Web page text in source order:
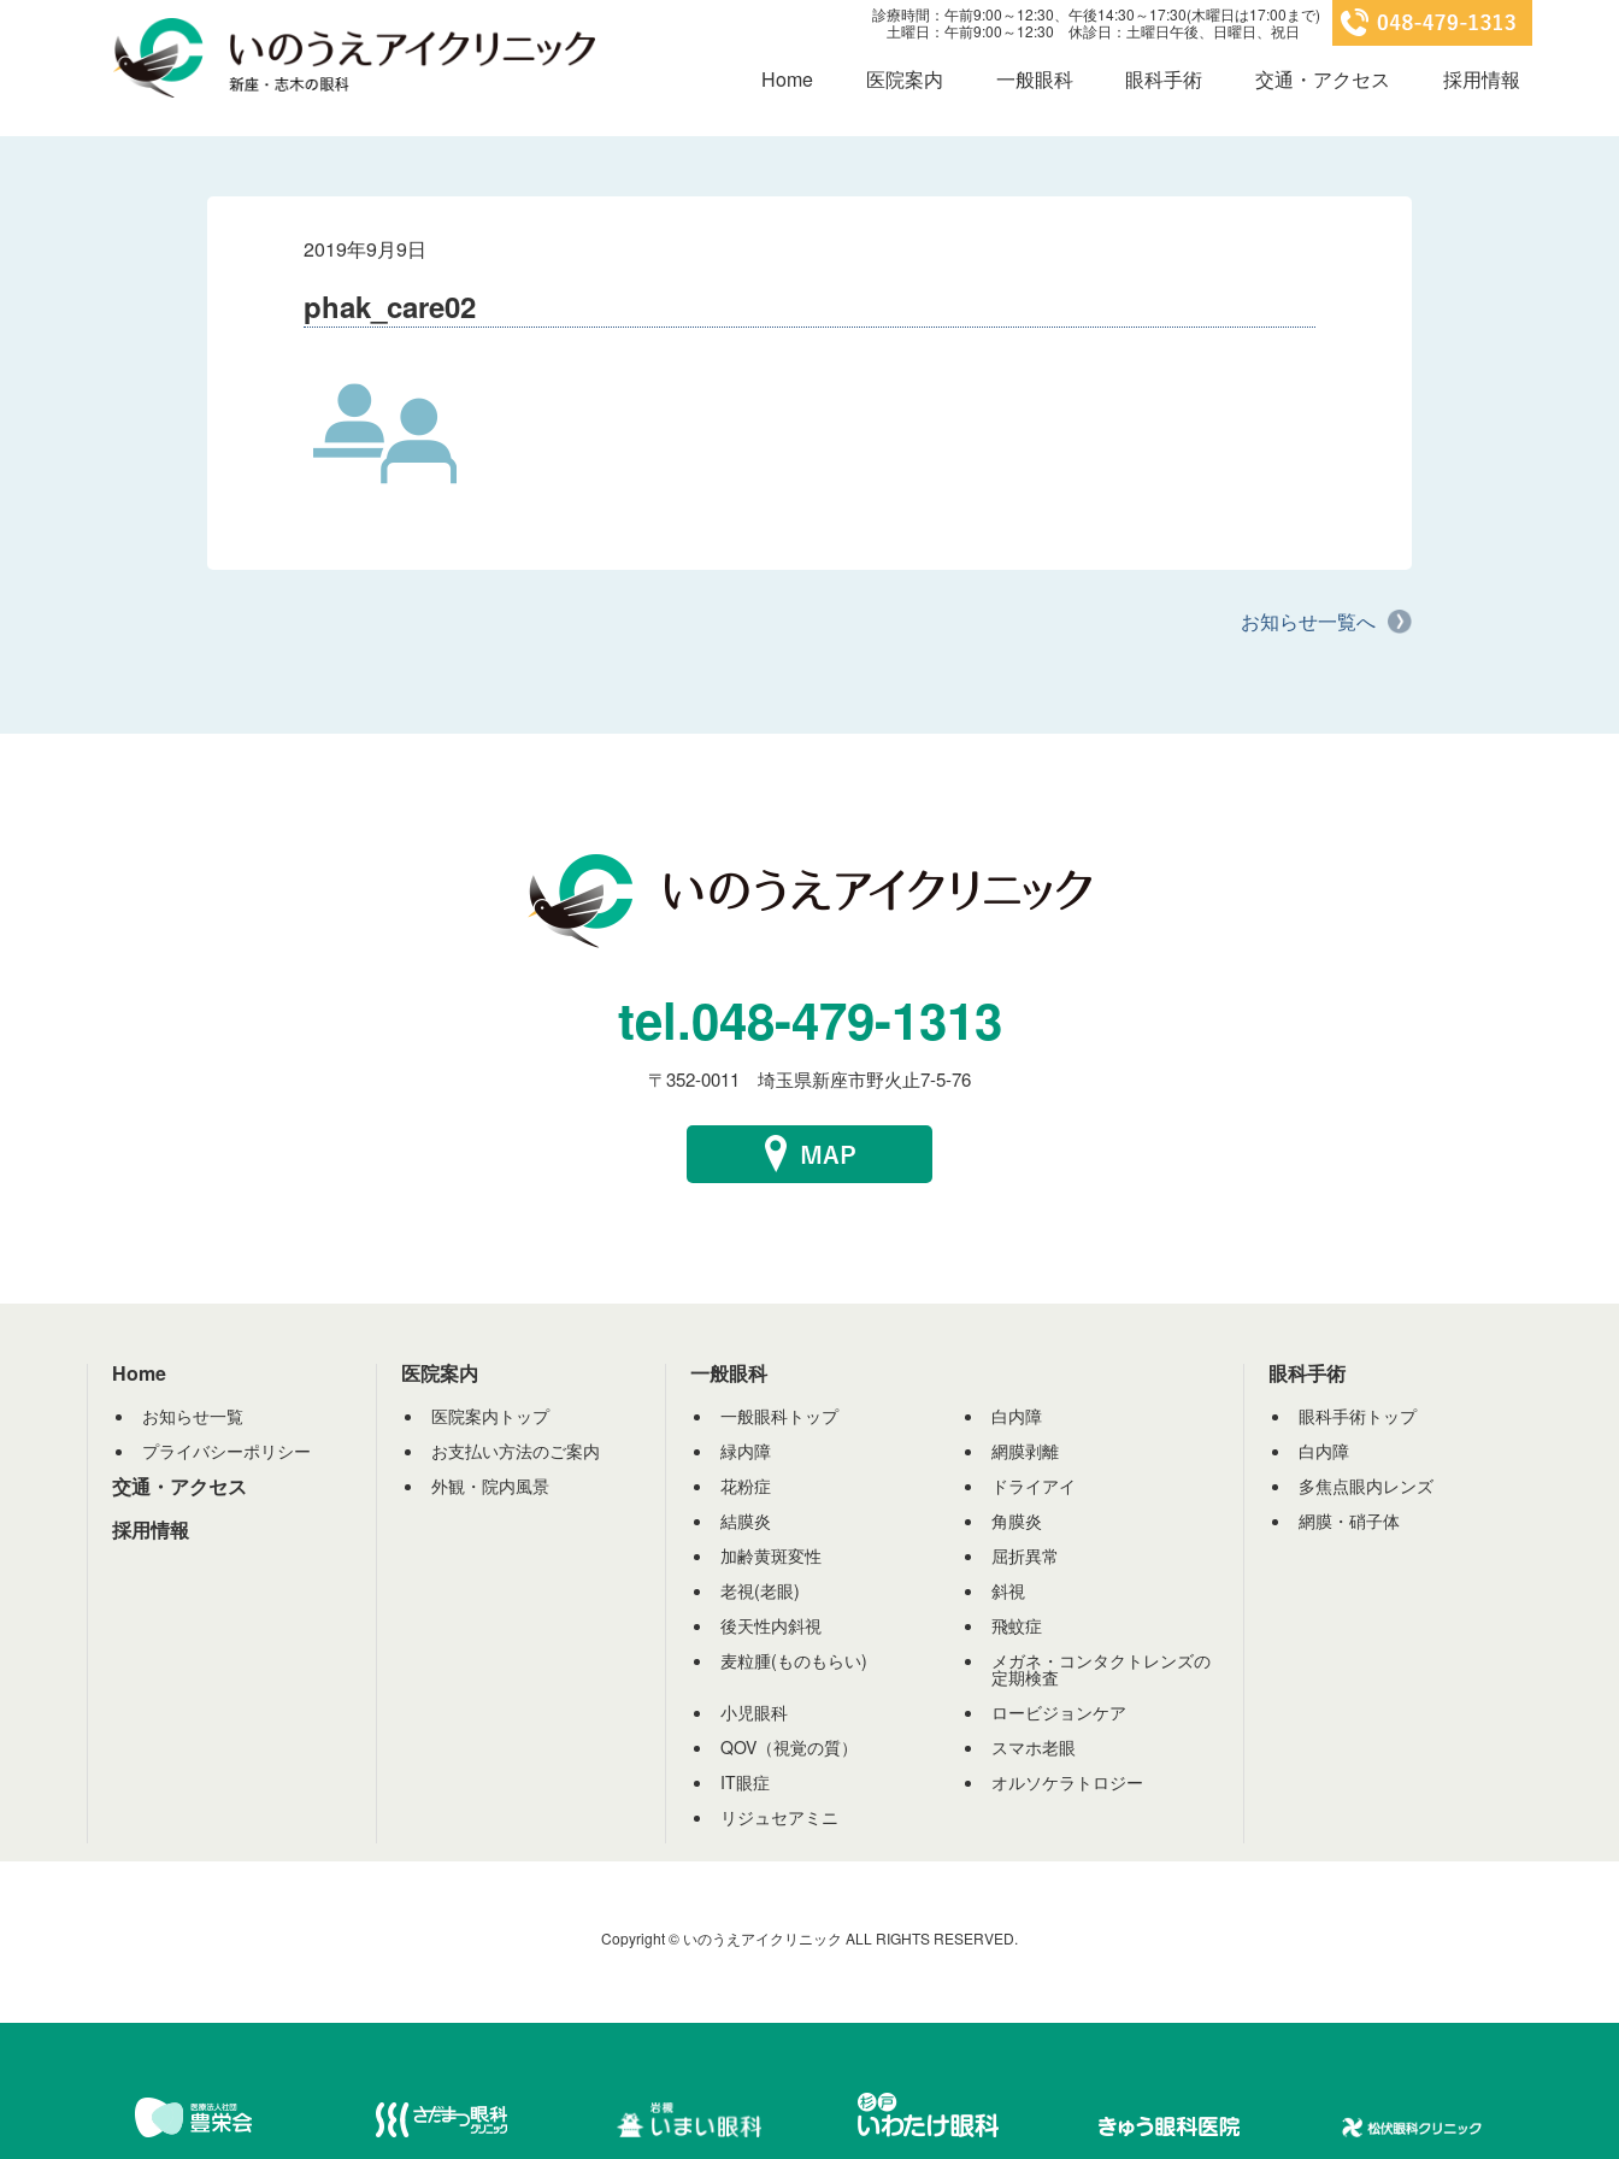
診療時間：午前9:00～12:30、午後14:30～17:30(木曜日は17:00まで)
土曜日：午前9:00～12:30 休診日：土曜日午後、日曜日、祝日
Home 医院案内 一般眼科 眼科手術 交通・アクセス 採用情報
2019年9月9日
phak_care02
お知らせ一覧へ
tel.048-479-1313
〒352-0011 埼玉県新座市野火止7-5-76
Home
お知らせ一覧
プライバシーポリシー
交通・アクセス
採用情報
医院案内
医院案内トップ
お支払い方法のご案内
外観・院内風景
一般眼科
一般眼科トップ
白内障
緑内障
網膜剥離
花粉症
ドライアイ
結膜炎
角膜炎
加齢黄斑変性
屈折異常
老視(老眼)
斜視
後天性内斜視
飛蚊症
麦粒腫(ものもらい)
メガネ・コンタクトレンズの
定期検査
小児眼科
ロービジョンケア
QOV（視覚の質）
スマホ老眼
IT眼症
オルソケラトロジー
リジュセアミニ
眼科手術
眼科手術トップ
白内障
多焦点眼内レンズ
網膜・硝子体
Copyright © いのうえアイクリニック ALL RIGHTS RESERVED.